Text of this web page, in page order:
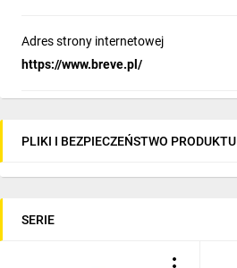
Adres strony internetowej
https://www.breve.pl/
PLIKI I BEZPIECZEŃSTWO PRODUKTU
SERIE